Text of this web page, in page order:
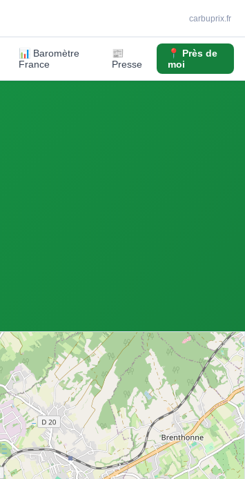
carbuprix.fr
📊 Baromètre
France
📰
Presse
📍 Près de
moi